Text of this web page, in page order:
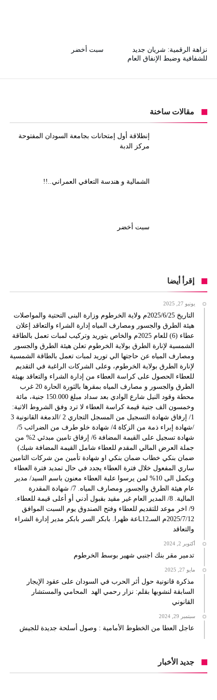
سبت أخضر
نزاهة الرقمية: شريان جديد
للشفافية وضبط الإنفاق العام
مقالات ساخنة
إنطلاقة أول إمتحانات بجامعة السودان المفتوحة
مركز الدبة
الشمالية و هندسة التعافي العمراني..!!
سبت أخضر
إقرأ أيضا
يونيو 27, 2025
التاريخ 2025/6/25م ولاية الخرطوم وزارة البنى التحتية والمواصلات
هيئة الطرق والجسور ومصارف المياه إدارة الشراء والتعاقد إعلان
عطاء (6) للعام 2025م والخاص بتوريد وتركيب لمبات تعمل بالطاقة
الشمسية لإنارة الطرق بولاية الخرطوم تعلن هيئة الطرق والجسور
ومصارف المياه عن حاجتها الي توريد لمبات تعمل بالطاقة الشمسية
لإنارة الطرق بولاية الخرطوم، وعلى الشركات الراغبة في التقديم
للعطاء الحصول على كراسة العطاء من إدارة الشراء والتعاقد بهيئة
الطرق والجسور و مصارف المياه بمقرها بالثورة الحارة 20 غرب
محطة وقود النيل شارع الوادي بعد سداد مبلغ 150.000 جنية، مائة
وخمسون الف جنية قيمة كراسة العطاء لا ترد وفق الشروط الاتية:
1/ إرفاق شهادة التسجيل من المسجل التجاري 2 /الدمغة القانونية 3
/شهادة إبراء ذمة من الزكاة 4/ شهادة خلو طرف من الضرائب 5/
شهادة تسجيل على القيمة المضافة 6/ إرفاق تامين مبدئي 2% من
جملة العرض المالي المقدم للعطاء شامل القيمة المضافة شيك)
ضمان بنكي خطاب ضمان بنكي او شهادة تأمين من شركات التامين
ساري المفعول خلال فترة العطاء يجدد في حال تمديد فترة العطاء
ويكمل الى 10% لمن يرسوا علية العطاء معنون باسم السيد/ مدير
عام هيئة الطرق والجسور ومصارف المياه. 7/ شهادة المقدرة
المالية. 8/ المدير العام غير مقيد بقبول أدني أو أعلى قيمة للعطاء.
9/ اخر موعد للتقديم للعطاء وفتح الصندوق يوم السبت الموافق
2025/7/12م السـ12ـاعة ظهرا. بابكر السر بابكر مدير إدارة الشراء
والتعاقد
أكتوبر 2, 2024
تدمير مقر بنك اجنبي شهير بوسط الخرطوم
مايو 27, 2025
مذكرة قانونية حول أثر الحرب في السودان على عقود الإيجار
السابقة لنشوبها بقلم: نزار رحمي الهد المحامي والمستشار
القانوني
سبتمبر 29, 2024
عاجل العطا من الخطوط الأمامية : وصول أسلحة جديدة للجيش
جديد الأخبار